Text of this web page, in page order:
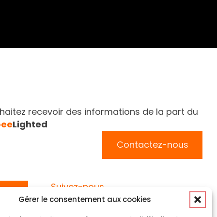
Gérer le consentement aux cookies
recevoir des informations de la part du
Lighted
Contactez-nous
Suivez-nous